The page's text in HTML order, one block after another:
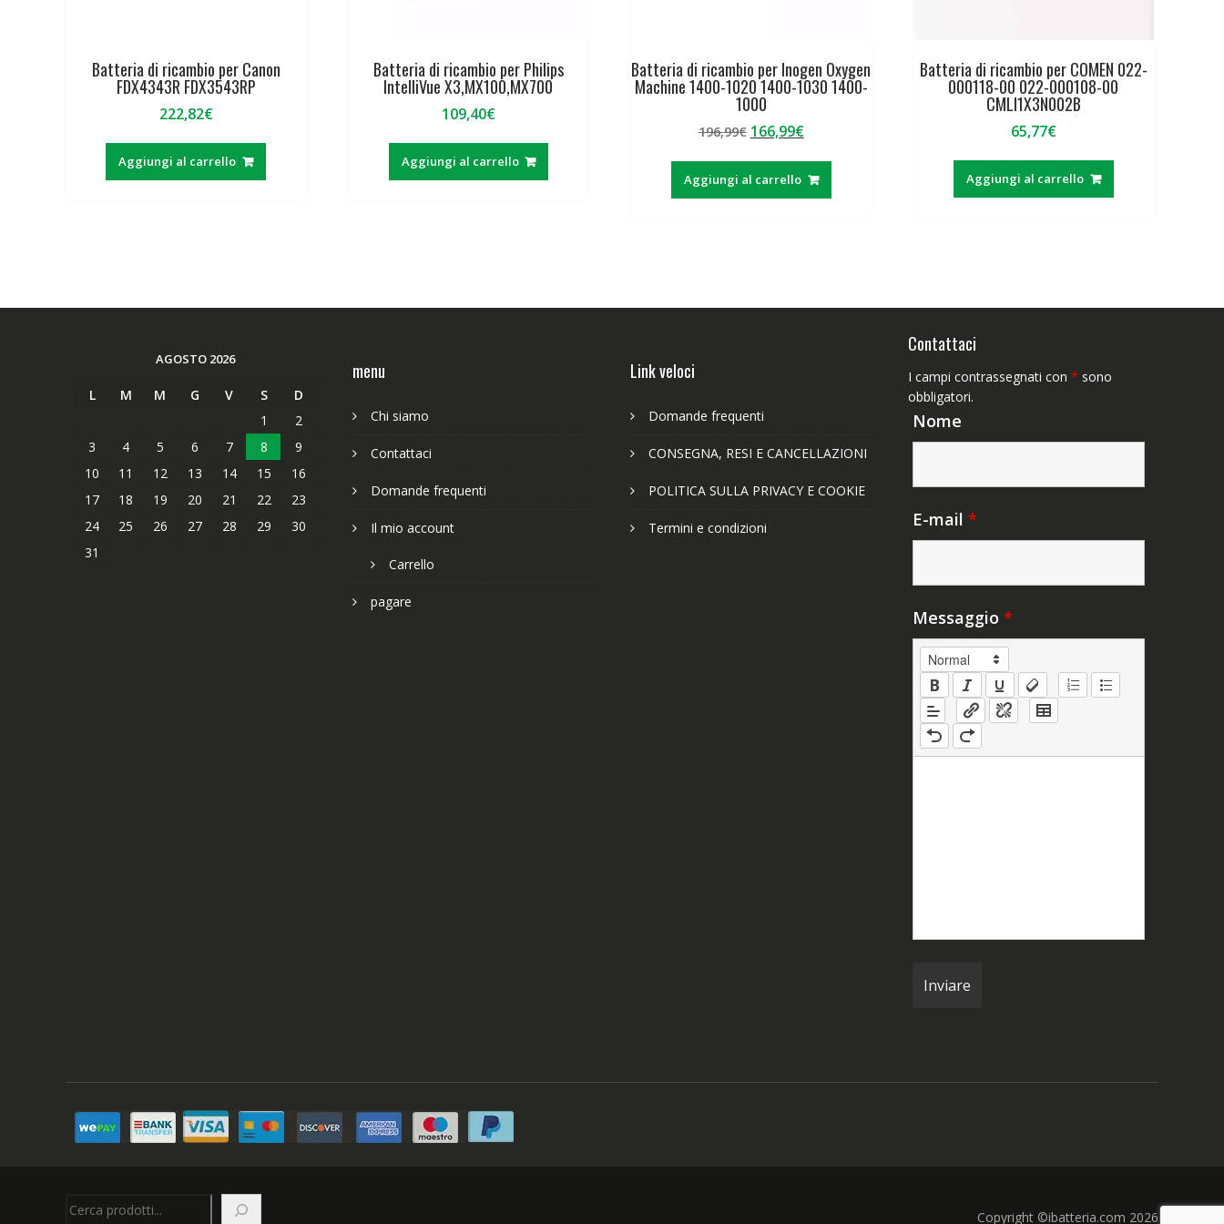
Batteria di ricambio per Canon
FDX4343R FDX3543RP
222,82€
Aggiungi al carrello
Batteria di ricambio per Philips
IntelliVue X3,MX100,MX700
109,40€
Aggiungi al carrello
Batteria di ricambio per Inogen Oxygen
Machine 1400-1020 1400-1030 1400-
1000
196,99€ Il
originale
era:
166,99€Il
attuale
è:
Aggiungi al carrello
Batteria di ricambio per COMEN 022-
000118-00 022-000108-00
CMLI1X3N002B
65,77€
Aggiungi al carrello
AGOSTO 2026
L M M G V S
D
1
2
3
4 5 6 7 8
9
10
11 12 13 14 15
16
17
18 19 20 21 22
23
24
25 26 27 28 29
30
31
menu
Chi siamo
Contattaci
Domande frequenti
Il mio account
Carrello
pagare
Link veloci
Domande frequenti
CONSEGNA, RESI E CANCELLAZIONI
POLITICA SULLA PRIVACY E COOKIE
Termini e condizioni
Contattaci
I campi contrassegnati con * sono
obbligatori.
Nome
E-mail *
Messaggio *
Cerca
Copyright ©ibatteria.com 2026